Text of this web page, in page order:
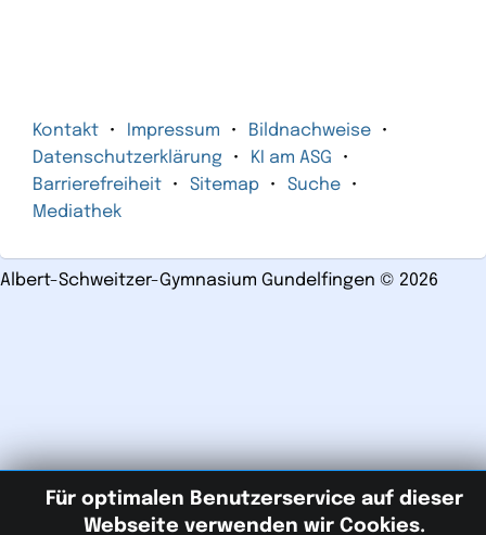
Für optimalen Benutzerservice auf dieser
Webseite verwenden wir Cookies.
Kontakt Impressum
Bildnachweise
Datenschutzerklärung
KI am ASG
Barrierefreiheit
Sitemap
Suche
Mediathek
Albert-Schweitzer-Gymnasium Gundelfingen © 2026